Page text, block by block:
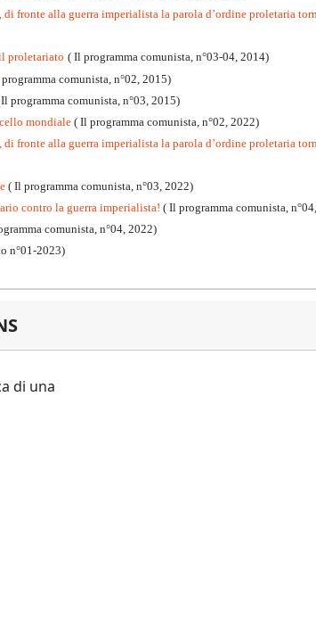
fronte alla guerra imperialista la parola d’ordine proletaria
proletariato ( Il programma comunista, n°03-04, 2014)
comunista, n°02, 2015)
programma comunista, n°03, 2015)
mondiale ( Il programma comunista, n°02, 2022)
fronte alla guerra imperialista la parola d’ordine proletaria
( Il programma comunista, n°03, 2022)
contro la guerra imperialista! ( Il programma comunista,
comunista, n°04, 2022)
n°01-2023)